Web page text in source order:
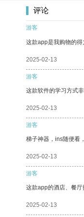
评论
游客
这款app是我购物的
2025-02-13
游客
这款软件的学习方式
2025-02-13
游客
梯子神器，ins随便看
2025-02-13
游客
这款app的酒店、餐厅
2025-02-13